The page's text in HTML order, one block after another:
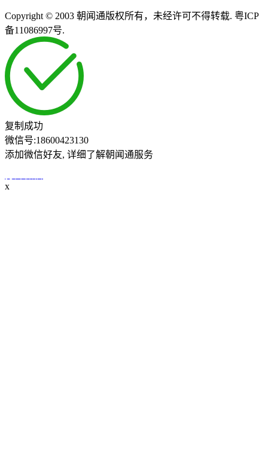
Copyright © 2003 朝闻通版权所有，未经许可不得转载. 粤ICP
备11086997号.
复制成功
微信号:18600423130
添加微信好友, 详细了解朝闻通服务
x